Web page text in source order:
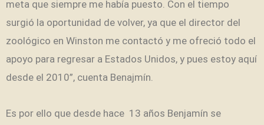
meta que siempre me había puesto. Con el tiempo
surgió la oportunidad de volver, ya que el director del
zoológico en Winston me contactó y me ofreció todo el
apoyo para regresar a Estados Unidos, y pues estoy aquí
desde el 2010”, cuenta Benajmín.
Es por ello que desde hace 13 años Benjamín se